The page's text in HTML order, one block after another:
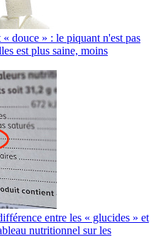
douce » : le piquant n'est pas
est plus saine, moins
entre les « glucides » et
nutritionnel sur les